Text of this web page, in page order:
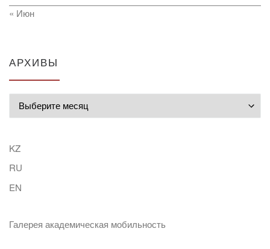
« Июн
АРХИВЫ
KZ
RU
EN
Галерея академическая мобильность